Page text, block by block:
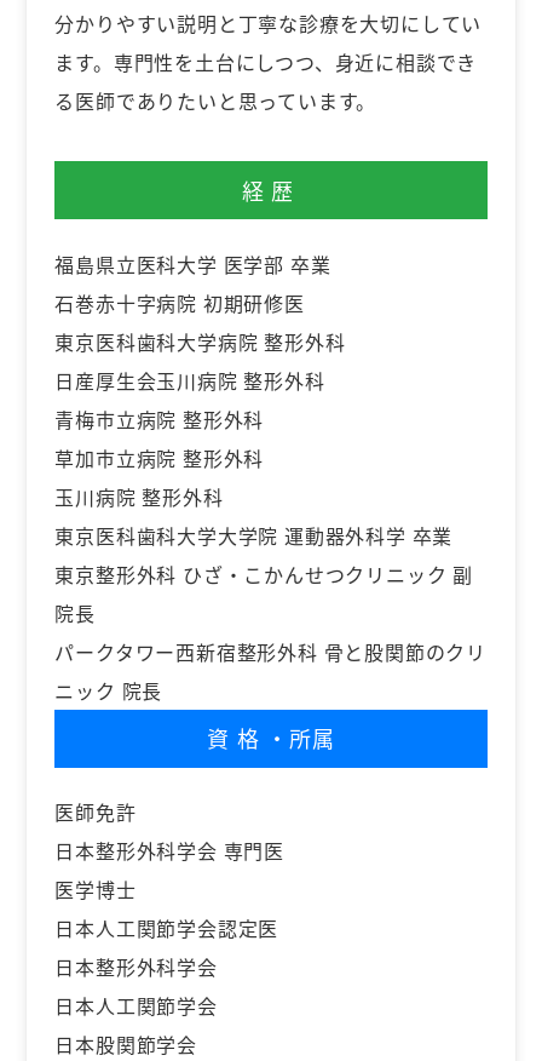
分かりやすい説明と丁寧な診療を大切にしてい
ます。専門性を土台にしつつ、身近に相談でき
る医師でありたいと思っています。
経歴
福島県立医科大学 医学部 卒業
石巻赤十字病院 初期研修医
東京医科歯科大学病院 整形外科
日産厚生会玉川病院 整形外科
青梅市立病院 整形外科
草加市立病院 整形外科
玉川病院 整形外科
東京医科歯科大学大学院 運動器外科学 卒業
東京整形外科 ひざ・こかんせつクリニック 副
院長
パークタワー西新宿整形外科 骨と股関節のクリ
ニック 院長
資格 ・所属
医師免許
日本整形外科学会 専門医
医学博士
日本人工関節学会認定医
日本整形外科学会
日本人工関節学会
日本股関節学会